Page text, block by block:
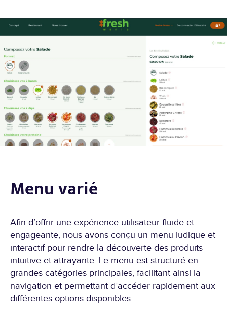
Menu varié
Afin d’offrir une expérience utilisateur fluide et
engageante, nous avons conçu un menu ludique et
interactif pour rendre la découverte des produits
intuitive et attrayante. Le menu est structuré en
grandes catégories principales, facilitant ainsi la
navigation et permettant d’accéder rapidement aux
différentes options disponibles.